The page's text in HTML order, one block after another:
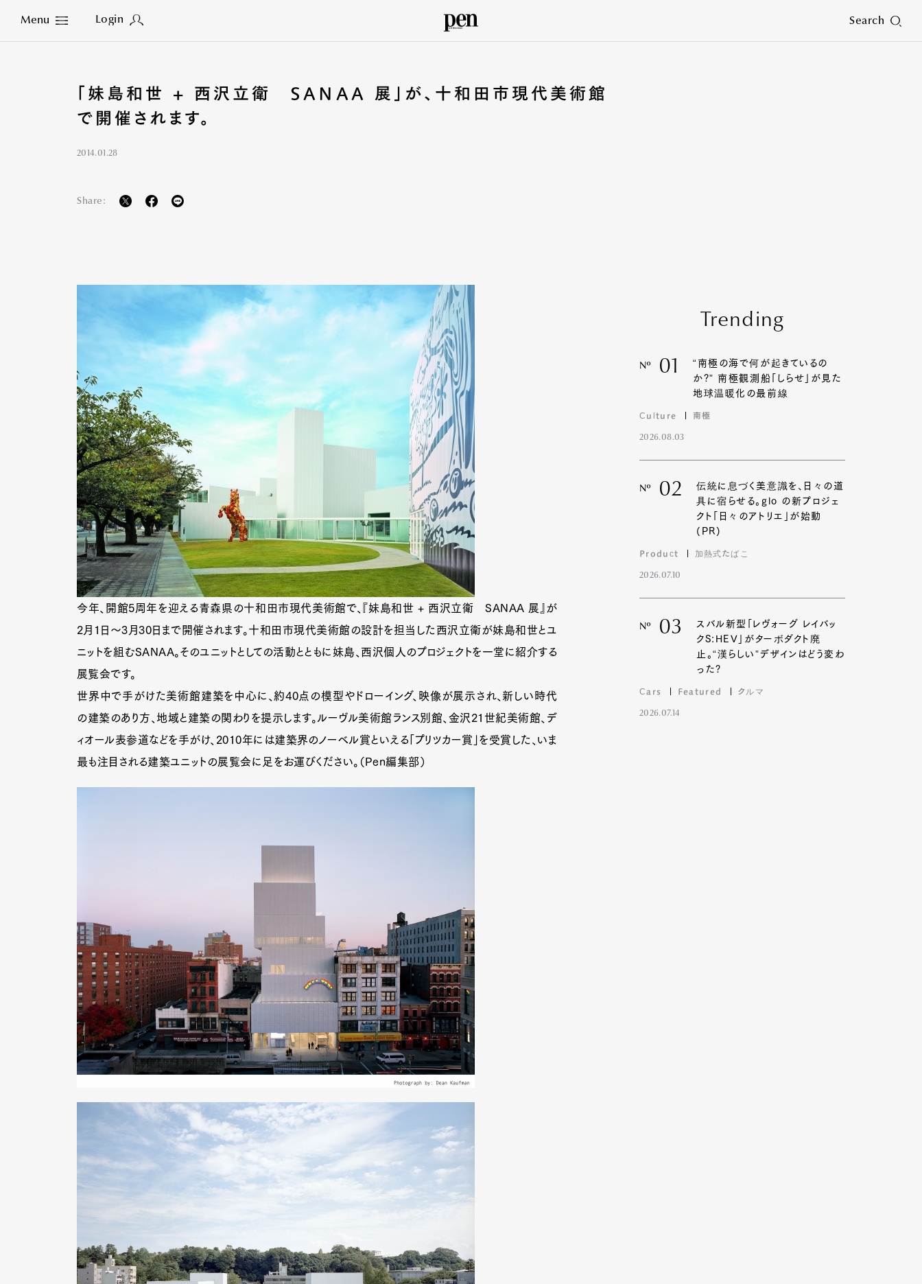
Menu Login Search
Close
「妹島和世 + 西沢立衛 SANAA 展」が、十和田市現代美術館
で開催されます。
2014.01.28
Share:
今年、開館5周年を迎える青森県の十和田市現代美術館で、『妹島和世 + 西沢立衛 SANAA 展』が
2月1日～3月30日まで開催されます。十和田市現代美術館の設計を担当した西沢立衛が妹島和世とユ
ニットを組むSANAA。そのユニットとしての活動とともに妹島、西沢個人のプロジェクトを一堂に紹介する
展覧会です。
世界中で手がけた美術館建築を中心に、約40点の模型やドローイング、映像が展示され、新しい時代
の建築のあり方、地域と建築の関わりを提示します。ルーヴル美術館ランス別館、金沢21世紀美術館、デ
ィオール表参道などを手がけ、2010年には建築界のノーベル賞といえる「プリツカー賞」を受賞した、いま
最も注目される建築ユニットの展覧会に足をお運びください。（Pen編集部）
Trending
Nº 01
“南極の海で何が起きているの
か?” 南極観測船「しらせ」が見た
地球温暖化の最前線
Culture 南極
2026.08.03
Nº 02
伝統に息づく美意識を、日々の道
具に宿らせる。glo の新プロジェ
クト「日々のアトリエ」が始動
(PR)
Product 加熱式たばこ
2026.07.10
Nº 03
スバル新型「レヴォーグ レイバッ
クS:HEV」がターボダクト廃
止。“漢らしい”デザインはどう変わ
った?
Cars Featured クルマ
2026.07.14